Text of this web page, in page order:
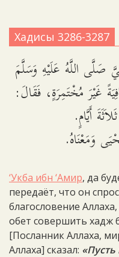
Хадисы 3286-3287
صَلَّى اللَّهُ عَلَيْهِ وَسَلَّمَ
غَيْرَ مُخْتَمِرَةٍ، فَقَالَ:
أَيَّامٍ.
وَمَعْنَاهُ.
‘Укба ибн ‘Амир, да
передаёт, что он
благословение
обет совершить хадж
[Посланник Аллаха,
Аллаха] сказал: